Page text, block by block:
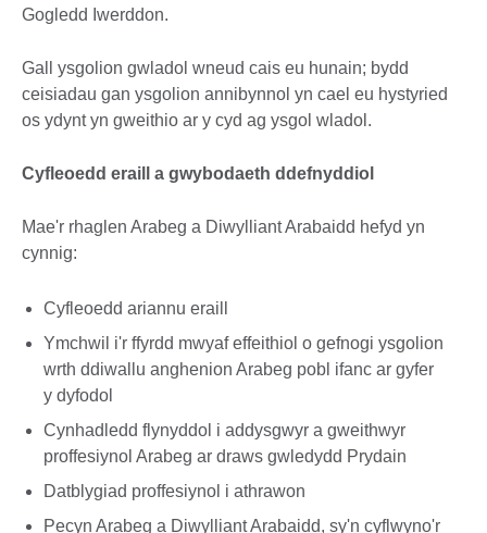
Gogledd Iwerddon.
Gall ysgolion gwladol wneud cais eu hunain; bydd
ceisiadau gan ysgolion annibynnol yn cael eu hystyried
os ydynt yn gweithio ar y cyd ag ysgol wladol.
Cyfleoedd eraill a gwybodaeth ddefnyddiol
Mae'r rhaglen Arabeg a Diwylliant Arabaidd hefyd yn
cynnig:
Cyfleoedd ariannu eraill
Ymchwil i'r ffyrdd mwyaf effeithiol o gefnogi ysgolion
wrth ddiwallu anghenion Arabeg pobl ifanc ar gyfer
y dyfodol
Cynhadledd flynyddol i addysgwyr a gweithwyr
proffesiynol Arabeg ar draws gwledydd Prydain
Datblygiad proffesiynol i athrawon
Pecyn Arabeg a Diwylliant Arabaidd, sy'n cyflwyno'r